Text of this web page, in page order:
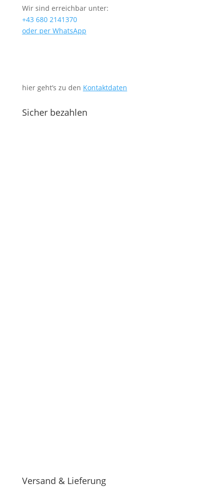
Wir sind erreichbar unter:
+43 680 2141370
oder per WhatsApp
hier geht’s zu den Kontaktdaten
Sicher bezahlen
Versand & Lieferung